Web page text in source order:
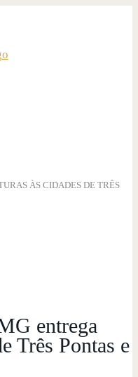
ÀS CIDADES DE TRÊS
entrega
Três Pontas e